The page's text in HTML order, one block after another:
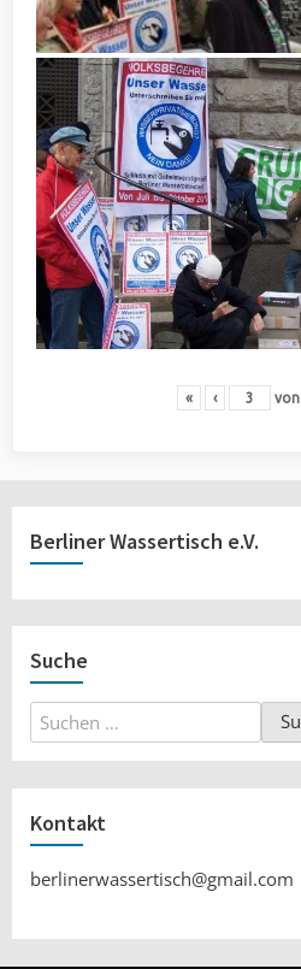
« ‹ von
Berliner Wassertisch e.V.
Suche
Suchen
nach:
Kontakt
berlinerwassertisch@gmail.com